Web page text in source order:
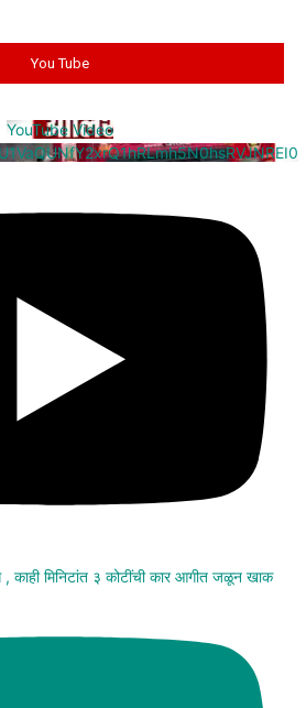
You Tube
YouTube Video
काही मिनिटांत ३ कोटींची कार आगीत जळून खाक